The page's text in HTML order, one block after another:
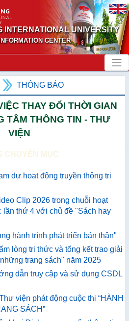
INTERNATIONAL UNIVERSITY
CENTER
THÔNG BÁO
THAY ĐỔI THỜI GIAN
TÂM THÔNG TIN - THƯ
VIỆN
CHUYÊN MỤC
dự hoạt động truyền thông tri
Clip 2026 trong chuỗi hoạt
lần thứ 4 với chủ đề "Sách hay
hành trình phát triển bản thân"
lòng tri thức và tổng kết trao giải
trang sách" năm 2025
dẫn truy cập và sử dụng CSDL
viện phát động cuộc thi “HÀNH
SÁCH”